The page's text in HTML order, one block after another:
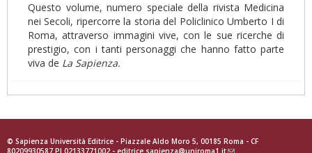
Questo volume, numero speciale della rivista Medicina
nei Secoli, ripercorre la storia del Policlinico Umberto I di
Roma, attraverso immagini vive, con le sue ricerche di
prestigio, con i tanti personaggi che hanno fatto parte
viva de La Sapienza.
© Sapienza Università Editrice - Piazzale Aldo Moro 5, 00185 Roma - CF
80209930587 PI 02133771002 - editrice.sapienza@uniroma1.it(link